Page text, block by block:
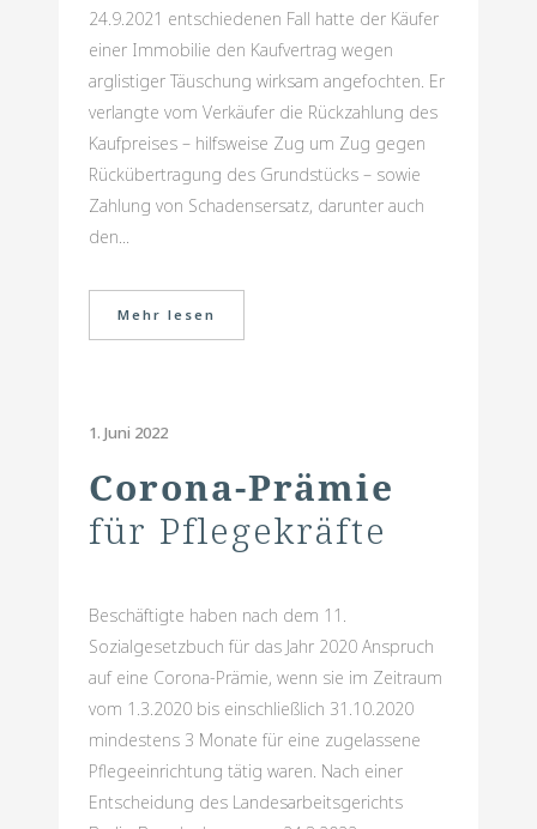
24.9.2021 entschiedenen Fall hatte der Käufer
einer Immobilie den Kaufvertrag wegen
arglistiger Täuschung wirksam angefochten. Er
verlangte vom Verkäufer die Rückzahlung des
Kaufpreises – hilfsweise Zug um Zug gegen
Rückübertragung des Grundstücks – sowie
Zahlung von Schadensersatz, darunter auch
den...
Mehr lesen
1. Juni 2022
Corona-Prämie
für Pflegekräfte
Beschäftigte haben nach dem 11.
Sozialgesetzbuch für das Jahr 2020 Anspruch
auf eine Corona-Prämie, wenn sie im Zeitraum
vom 1.3.2020 bis einschließlich 31.10.2020
mindestens 3 Monate für eine zugelassene
Pflegeeinrichtung tätig waren. Nach einer
Entscheidung des Landesarbeitsgerichts